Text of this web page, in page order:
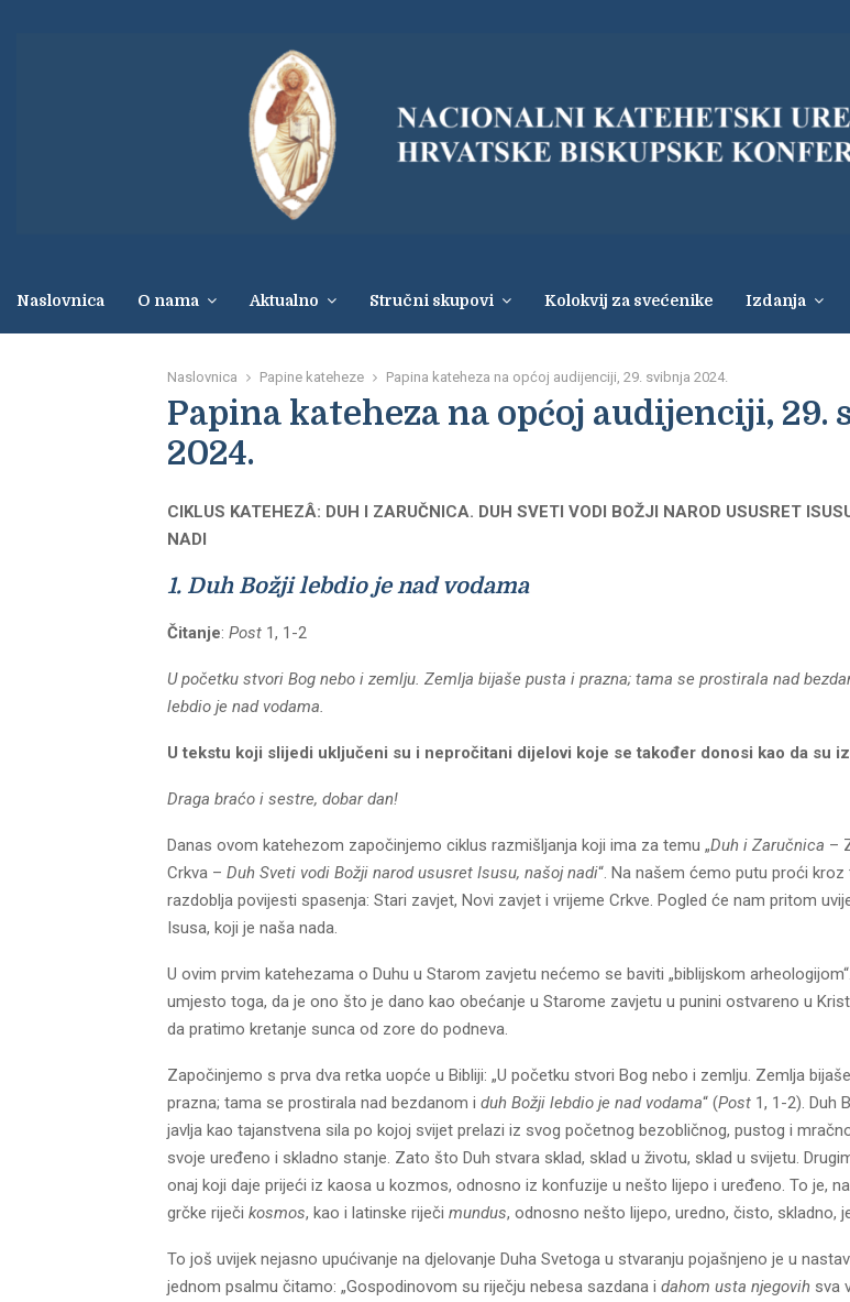
Naslovnica O nama Aktualno Stručni skupovi Kolokvij za svećenike Izdanja
Naslovnica Papine kateheze Papina kateheza na općoj audijenciji, 29. svibnja 2024.
Papina kateheza na općoj audijenciji, 29.
2024.
CIKLUS KATEHEZÂ: DUH I ZARUČNICA. DUH SVETI VODI BOŽJI NAROD USUSRET
NADI
1. Duh Božji lebdio je nad vodama
Čitanje: Post 1, 1-2
U početku stvori Bog nebo i zemlju. Zemlja bijaše pusta i prazna; tama se prostirala nad
lebdio je nad vodama.
U tekstu koji slijedi uključeni su i nepročitani dijelovi koje se također donosi kao da su
Draga braćo i sestre, dobar dan!
Danas ovom katehezom započinjemo ciklus razmišljanja koji ima za temu „Duh i Zaručnica –
Crkva – Duh Sveti vodi Božji narod ususret Isusu, našoj nadi“. Na našem ćemo putu proći kroz
razdoblja povijesti spasenja: Stari zavjet, Novi zavjet i vrijeme Crkve. Pogled će nam pritom
Isusa, koji je naša nada.
U ovim prvim katehezama o Duhu u Starom zavjetu nećemo se baviti „biblijskom
umjesto toga, da je ono što je dano kao obećanje u Starome zavjetu u punini ostvareno u
da pratimo kretanje sunca od zore do podneva.
Započinjemo s prva dva retka uopće u Bibliji: „U početku stvori Bog nebo i zemlju. Zemlja
prazna; tama se prostirala nad bezdanom i duh Božji lebdio je nad vodama“ (Post 1, 1-2). Duh
javlja kao tajanstvena sila po kojoj svijet prelazi iz svog početnog bezobličnog, pustog i
svoje uređeno i skladno stanje. Zato što Duh stvara sklad, sklad u životu, sklad u svijetu.
onaj koji daje prijeći iz kaosa u kozmos, odnosno iz konfuzije u nešto lijepo i uređeno. To je,
grčke riječi kosmos, kao i latinske riječi mundus, odnosno nešto lijepo, uredno, čisto, skladno,
To još uvijek nejasno upućivanje na djelovanje Duha Svetoga u stvaranju pojašnjeno je u
jednom psalmu čitamo: „Gospodinovom su riječju nebesa sazdana i dahom usta njegovih sva